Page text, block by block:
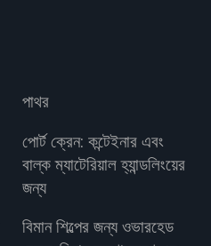
পাথর
পোর্ট ক্রেন: কন্টেইনার এবং
বাল্ক ম্যাটেরিয়াল হ্যান্ডলিংয়ের
জন্য
বিমান শিল্পের জন্য ওভারহেড